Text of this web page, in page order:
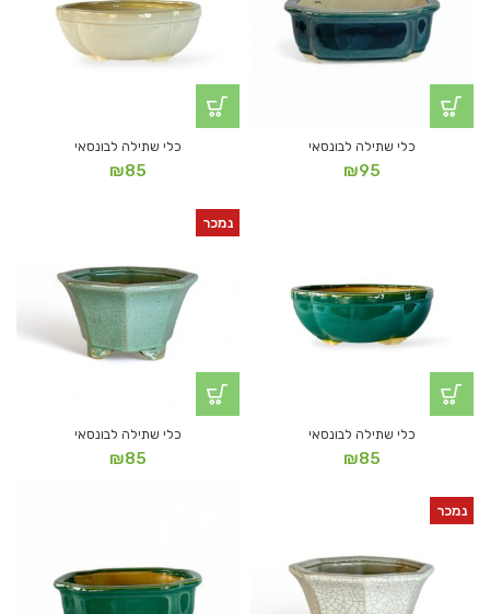
כלי שתילה לבונסאי
₪95
כלי שתילה לבונסאי
₪85
כלי שתילה לבונסאי
₪85
נמכר
כלי שתילה לבונסאי
₪85
נמכר